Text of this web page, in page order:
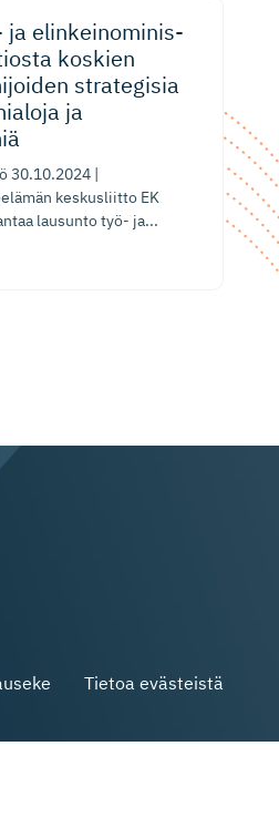
ja elinkeino­mi­nis­
koskien
strategisia
ja
30.10.2024 |
keskusliitto EK
lausunto työ- ja...
Tietoa evästeistä